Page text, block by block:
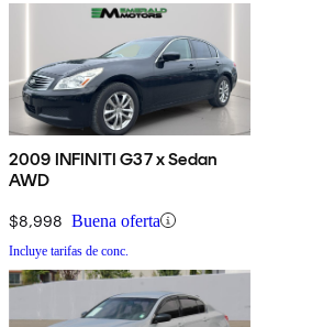
2009 INFINITI G37 x Sedan
AWD
$8,998 Buena oferta
Incluye tarifas de conc.